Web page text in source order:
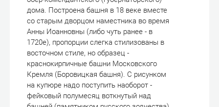
дома. Построена башня в 18 веке вместе
со старым дворцом наместника во время
Анны Иоанновны (либо чуть ранее - в
1720е), пропорции слегка стилизованы в
восточном стиле, но образец -
краснокирпичные башни Московского
Кремля (Боровицкая башня). С рисунком
на купюре надо поступить наоборот -
фейковый полумесяц воткнутый над